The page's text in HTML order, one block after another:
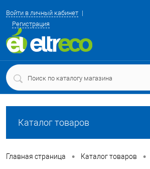
Войти в личный кабинет
Регистрация
Каталог товаров
Главная страница • Каталог товаров •